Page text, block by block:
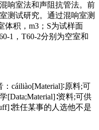
响室法和声阻抗管法。前
测试研究。通过混响室测
体积，m3；S为试样面
1，T60-2分别为空室和
cáiliào[Material]∶原料;可
[Data;Material]∶资料;可供
胜任某事的人选他不是